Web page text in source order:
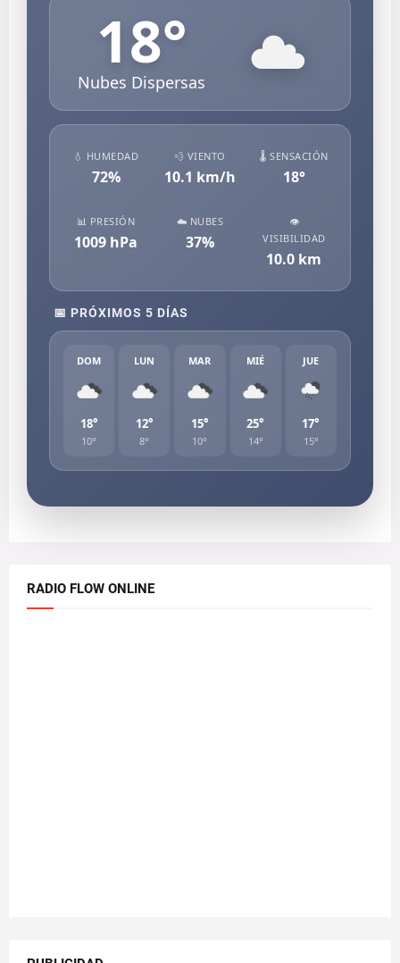
18°
Nubes Dispersas
💧 HUMEDAD
72%
💨 VIENTO
10.1 km/h
🌡️ SENSACIÓN
18°
📊 PRESIÓN
1009 hPa
☁️ NUBES
37%
👁️
VISIBILIDAD
10.0 km
📅 PRÓXIMOS 5 DÍAS
DOM
18°
10°
LUN
12°
8°
MAR
15°
10°
MIÉ
25°
14°
JUE
17°
15°
RADIO FLOW ONLINE